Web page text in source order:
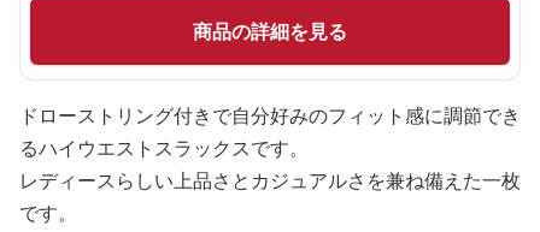
商品の詳細を見る
ドローストリング付きで自分好みのフィット感に調節でき
るハイウエストスラックスです。
レディースらしい上品さとカジュアルさを兼ね備えた一枚
です。